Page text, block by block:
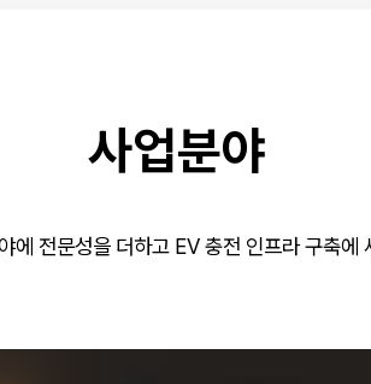
사업분야
에 전문성을 더하고 EV 충전 인프라 구축에